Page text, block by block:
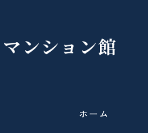
ホーム